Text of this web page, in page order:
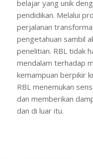
belajar yang unik
pendidikan. Melalui
perjalanan
pengetahuan sambil
penelitian. RBL tidak
mendalam terhadap
kemampuan berpikir
RBL menemukan
dan memberikan
dan di luar itu.